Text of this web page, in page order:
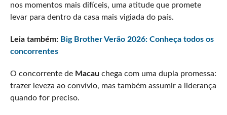
nos momentos mais difíceis, uma atitude que promete
levar para dentro da casa mais vigiada do país.
Leia também: Big Brother Verão 2026: Conheça todos os
concorrentes
O concorrente de Macau chega com uma dupla promessa:
trazer leveza ao convívio, mas também assumir a liderança
quando for preciso.